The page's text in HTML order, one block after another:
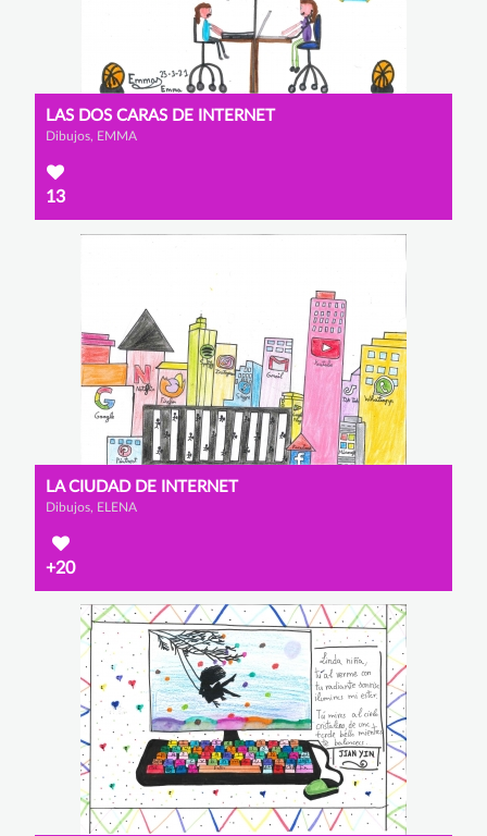
LAS DOS CARAS DE INTERNET
Dibujos, EMMA
13
LA CIUDAD DE INTERNET
Dibujos, ELENA
+20